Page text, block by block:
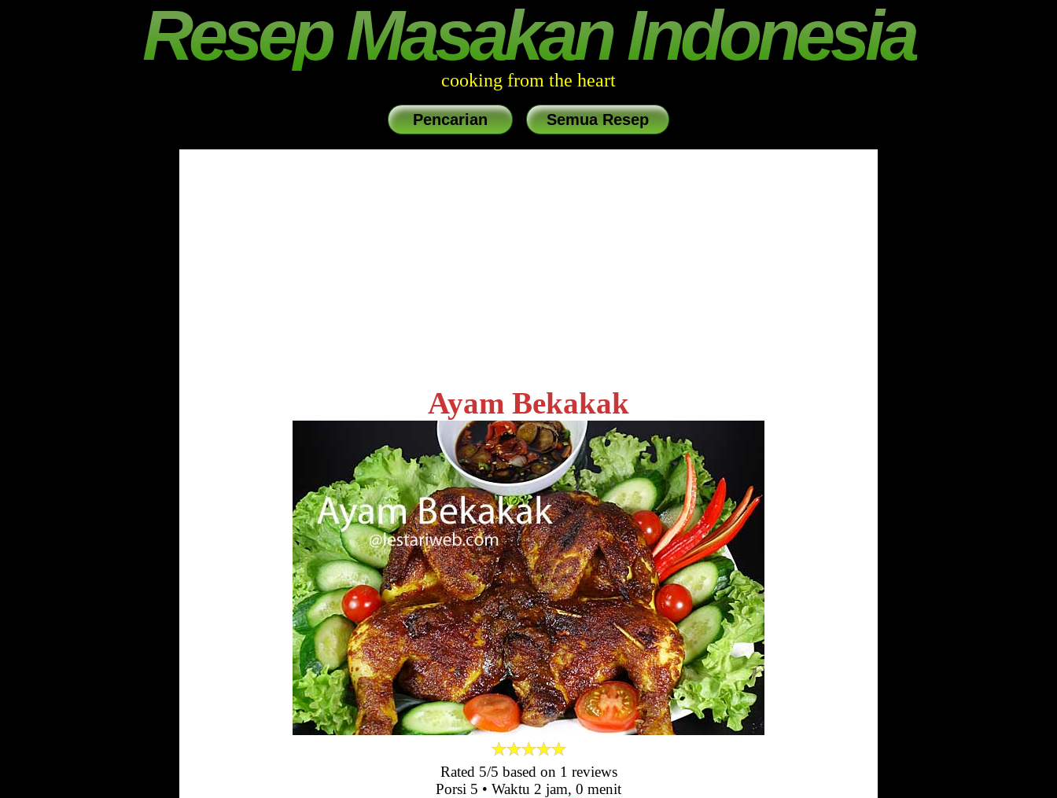
Resep Masakan Indonesia
cooking from the heart
Pencarian Semua Resep
Ayam Bekakak
Rated 5/5 based on 1 reviews
Porsi 5 • Waktu 2 jam, 0 menit